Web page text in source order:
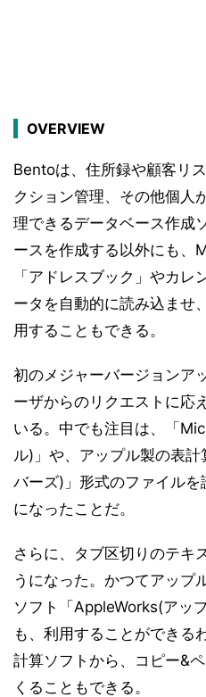
OVERVIEW
Bentoは、住所録や顧客リ
クション管理、その他個人
理できるデータベース作成
ースを作成する以外にも、
「アドレスブック」やカ
ータを自動的に読み込ませ
用することもできる。
初のメジャーバージョンア
ーザからのリクエストに応
いる。中でも注目は、「
ル)」や、アップル製の表
バーズ)」形式のファイルを
になったことだ。
さらに、タブ区切りのテキ
うになった。かつてアップ
ソフト「AppleWorks(アッ
も、利用することができる
計算ソフトから、コピー&
くることもできる。